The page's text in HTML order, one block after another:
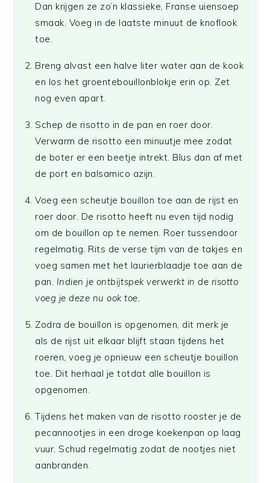
Dan krijgen ze zo’n klassieke, Franse uiensoep
smaak. Voeg in de laatste minuut de knoflook
toe.
Breng alvast een halve liter water aan de kook
en los het groentebouillonblokje erin op. Zet
nog even apart.
Schep de risotto in de pan en roer door.
Verwarm de risotto een minuutje mee zodat
de boter er een beetje intrekt. Blus dan af met
de port en balsamico azijn.
Voeg een scheutje bouillon toe aan de rijst en
roer door. De risotto heeft nu even tijd nodig
om de bouillon op te nemen. Roer tussendoor
regelmatig. Rits de verse tijm van de takjes en
voeg samen met het laurierblaadje toe aan de
pan. Indien je ontbijtspek verwerkt in de risotto
voeg je deze nu ook toe.
Zodra de bouillon is opgenomen, dit merk je
als de rijst uit elkaar blijft staan tijdens het
roeren, voeg je opnieuw een scheutje bouillon
toe. Dit herhaal je totdat alle bouillon is
opgenomen.
Tijdens het maken van de risotto rooster je de
pecannootjes in een droge koekenpan op laag
vuur. Schud regelmatig zodat de nootjes niet
aanbranden.